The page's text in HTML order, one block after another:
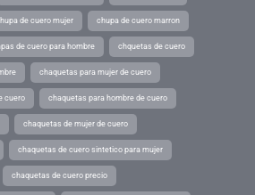
de cuero mujer chupa de cuero marron
de cuero para hombre chquetas de cuero
chaquetas para mujer de cuero
cuero chaquetas para hombre de cuero
chaquetas de mujer de cuero
chaquetas de cuero sintetico para mujer
chaquetas de cuero precio